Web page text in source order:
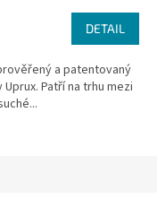
DETAIL
a patentovaný
Patří na trhu mezi